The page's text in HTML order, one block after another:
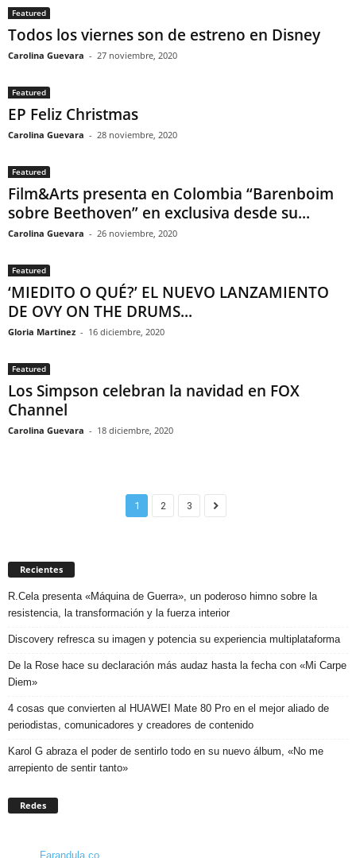
Featured
Todos los viernes son de estreno en Disney
Carolina Guevara - 27 noviembre, 2020
Featured
EP Feliz Christmas
Carolina Guevara - 28 noviembre, 2020
Featured
Film&Arts presenta en Colombia “Barenboim
sobre Beethoven” en exclusiva desde su...
Carolina Guevara - 26 noviembre, 2020
Featured
‘MIEDITO O QUÉ?’ EL NUEVO LANZAMIENTO
DE OVY ON THE DRUMS...
Gloria Martinez - 16 diciembre, 2020
Featured
Los Simpson celebran la navidad en FOX
Channel
Carolina Guevara - 18 diciembre, 2020
1 2 3
Recientes
R.Cela presenta «Máquina de Guerra», un poderoso himno sobre la
resistencia, la transformación y la fuerza interior
Discovery refresca su imagen y potencia su experiencia multiplataforma
De la Rose hace su declaración más audaz hasta la fecha con «Mi Carpe
Diem»
4 cosas que convierten al HUAWEI Mate 80 Pro en el mejor aliado de
periodistas, comunicadores y creadores de contenido
Karol G abraza el poder de sentirlo todo en su nuevo álbum, «No me
arrepiento de sentir tanto»
Redes
Farandula.co